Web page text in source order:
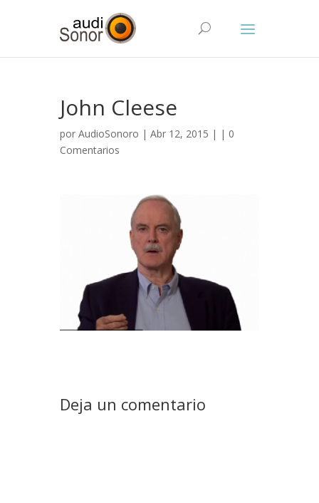
John Cleese
por AudioSonoro | Abr 12, 2015 | | 0
Comentarios
Deja un comentario